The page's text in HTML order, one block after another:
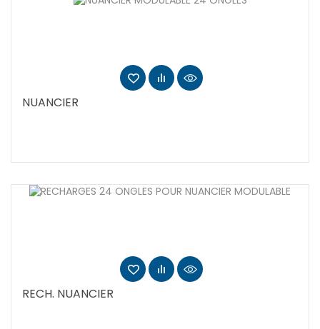
NUANCIER
RECH. NUANCIER